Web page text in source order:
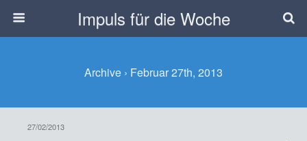
Impuls für die Woche
Archive › Februar 27th, 2013
27/02/2013